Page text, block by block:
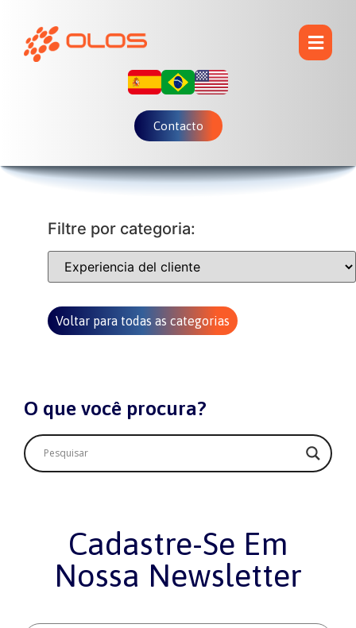
Contacto
Filtre por categoria:
Voltar para todas as categorias
O que você procura?
Cadastre-Se Em
Nossa Newsletter